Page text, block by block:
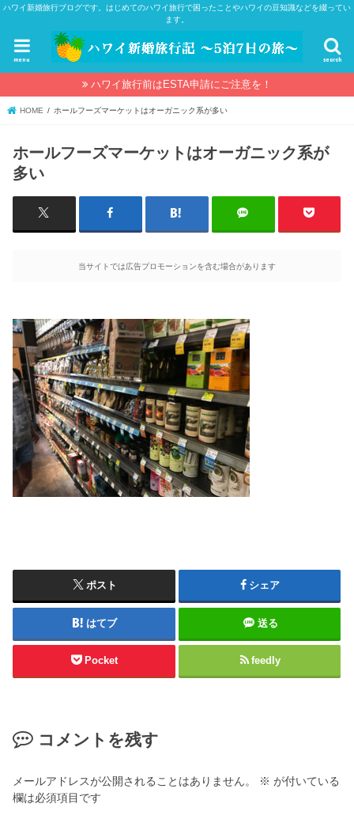
ハワイ新婚旅行ブログです。はじめてのハワイ旅行で困ったことやハワイの豆知識などを綴ってい
ます。
search
menu
ハワイ旅行前はESTA申請にご注意を！
HOME ホールフーズマーケットはオーガニック系が多い
ホールフーズマーケットはオーガニック系が
多い
当サイトでは広告プロモーションを含む場合があります
ポスト シェア
はてブ 送る
Pocket feedly
コメントを残す
メールアドレスが公開されることはありません。 ※ が付いている
欄は必須項目です